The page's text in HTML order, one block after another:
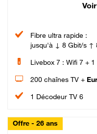
Fibre ultra rapide :
jusqu'à ↓ 8 Gbit/s ↑
Livebox 7 : Wifi 7 +
200 chaînes TV +
1 Décodeur TV 6
Offre - 26 ans